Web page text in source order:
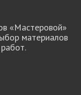
«Мастеровой»
материалов